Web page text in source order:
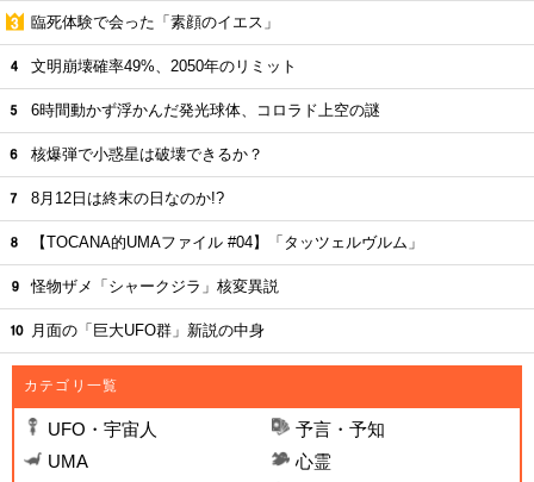
臨死体験で会った「素顔のイエス」
文明崩壊確率49%、2050年のリミット
6時間動かず浮かんだ発光球体、コロラド上空の謎
核爆弾で小惑星は破壊できるか？
8月12日は終末の日なのか!?
【TOCANA的UMAファイル #04】「タッツェルヴルム」
怪物ザメ「シャークジラ」核変異説
月面の「巨大UFO群」新説の中身
カテゴリ一覧
UFO・宇宙人
予言・予知
UMA
心霊